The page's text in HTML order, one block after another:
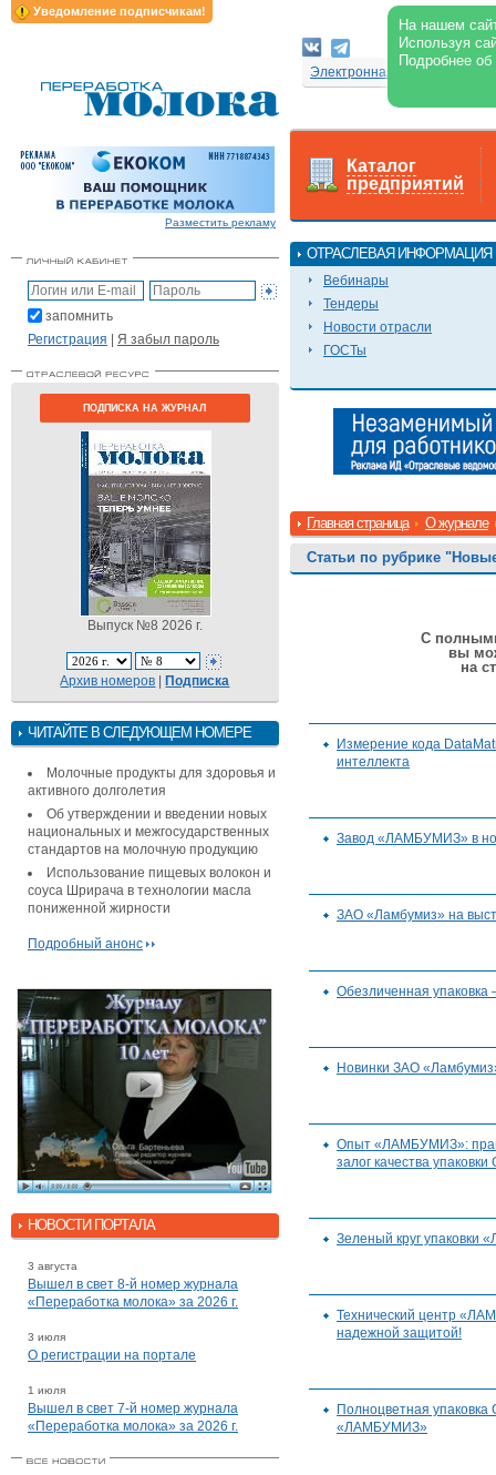
Уведомление подписчикам!
На нашем
Используя
Подробнее
Электронная версия
Разместить рекламу
запомнить
Регистрация | Я забыл пароль
ПОДПИСКА НА ЖУРНАЛ
Выпуск №8 2026 г.
Архив номеров |Подписка
ЧИТАЙТЕ В СЛЕДУЮЩЕМ НОМЕРЕ
Молочные продукты для здоровья и
активного долголетия
Об утверждении и введении новых
национальных и межгосударственных
стандартов на молочную продукцию
Использование пищевых волокон и
соуса Шрирача в технологии масла
пониженной жирности
Подробный анонс
НОВОСТИ ПОРТАЛА
3 августа
Вышел в свет 8-й номер журнала
«Переработка молока» за 2026 г.
3 июля
О регистрации на портале
1 июля
Вышел в свет 7-й номер журнала
«Переработка молока» за 2026 г.
Каталог
предприятий
ОТРАСЛЕВАЯ ИНФОРМАЦИЯ
Вебинары
Тендеры
Новости отрасли
ГОСТы
Главная страница О журнале
Статьи по рубрике
С
вы
на
Измерение кода
интеллекта
Завод «ЛАМБУМИЗ» в
ЗАО «Ламбумиз» на
Обезличенная упаковка
Новинки ЗАО
Опыт «ЛАМБУМИЗ»:
залог качества упаковки
Зеленый круг упаковки
Технический центр
надежной защитой!
Полноцветная
«ЛАМБУМИЗ»